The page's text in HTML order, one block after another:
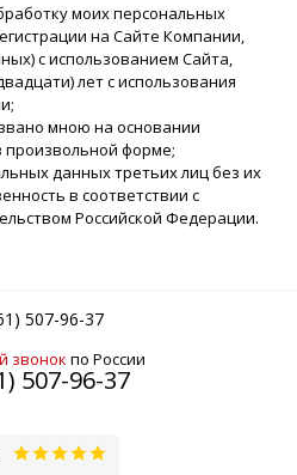
моих персональных
на Сайте Компании,
с использованием Cайта,
лет с использования
мною на основании
произвольной форме;
данных третьих лиц без их
в соответствии с
Российской Федерации.
507-96-37
звонок по России
507-96-37